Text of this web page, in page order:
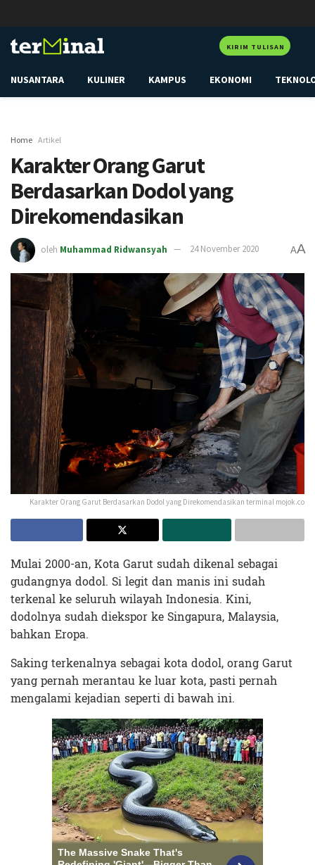
KIRIM TULISAN
NUSANTARA KULINER KAMPUS EKONOMI
Home Artikel
Karakter Orang Garut
Berdasarkan Dodol yang
Direkomendasikan
oleh Muhammad Ridwansyah 24 November 2020 AA
Karakter Orang Garut Berdasarkan Dodol yang Direkomendasikan terminal mojok.co
Mulai 2000-an, Kota Garut sudah dikenal sebagai
gudangnya dodol. Si legit dan manis ini sudah
terkenal ke seluruh wilayah Indonesia. Kini,
dodolnya sudah diekspor ke Singapura, Malaysia,
bahkan Eropa.
Saking terkenalnya sebagai kota dodol, orang Garut
yang pernah merantau ke luar kota, pasti pernah
mengalami kejadian seperti di bawah ini.